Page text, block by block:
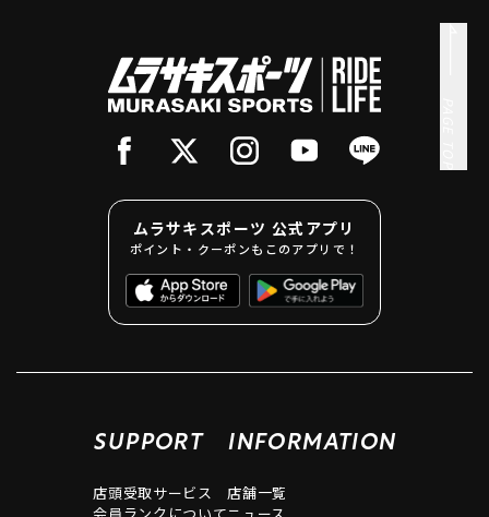
ムラサキスポーツ 公式アプリ
ポイント・クーポンもこのアプリで！
SUPPORT
店頭受取サービス
INFORMATION
店舗一覧